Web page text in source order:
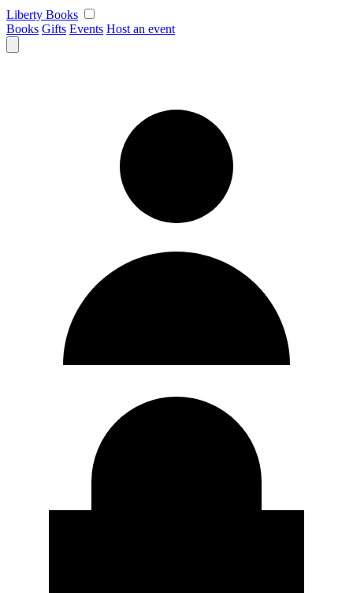
Skip
to
content
Liberty Books
Books Gifts Events Host an event